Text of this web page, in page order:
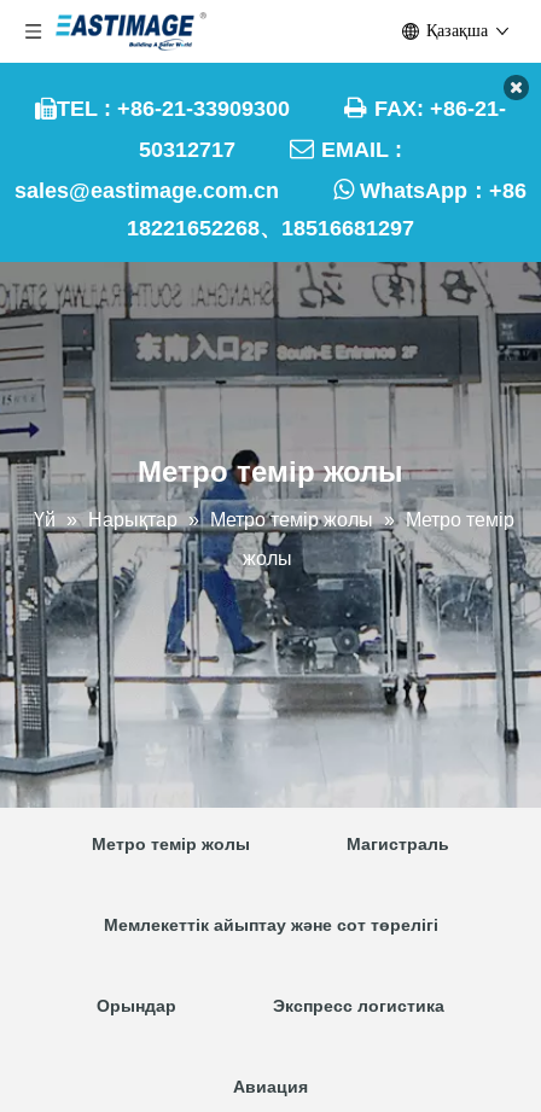
TEL : +86-21-33909300  FAX: +86-21-
50312717  EMAIL :
sales@eastimage.com.cn
WhatsApp： +86
18221652268、18516681297
Қазақша
Метро темір жолы
Үй » Нарықтар » Метро темір жолы » Метро темір
жолы
Метро темір жолы Магистраль
Мемлекеттік айыптау және сот төрелігі
Орындар Экспресс логистика
Авиация